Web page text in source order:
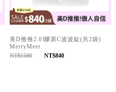
美D推推2.0∣膠原C波波錠(共2袋)
MerryMeet
NT$1580
NT$840